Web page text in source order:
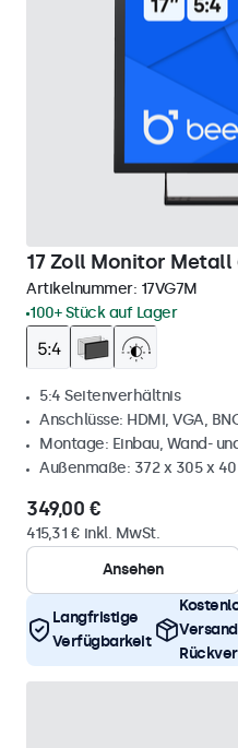
17 Zoll Monitor Metall
Artikelnummer: 17VG7M
100+ Stück auf Lager
5:4 Seitenverhältnis
Anschlüsse: HDMI, VGA,
Montage: Einbau, Wand-
Außenmaße: 372 x 305 x
349,00 €
415,31 € inkl. MwSt.
Ansehen
Langfristige
Verfügbarkeit